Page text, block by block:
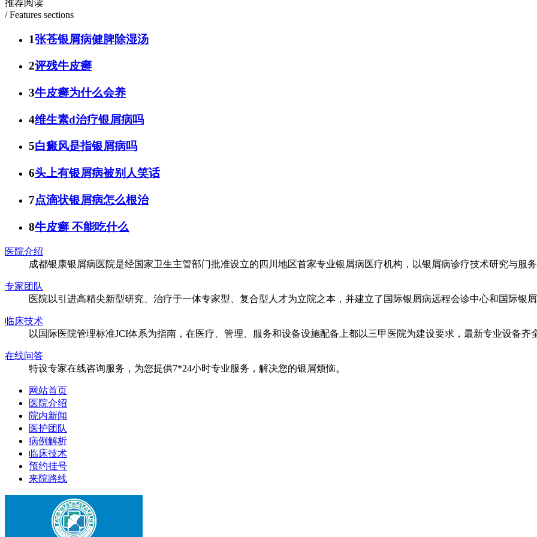
推荐阅读
/ Features sections
1张苍银屑病健脾除湿汤
2评残牛皮癣
3牛皮癣为什么会养
4维生素d治疗银屑病吗
5白癜风是指银屑病吗
6头上有银屑病被别人笑话
7点滴状银屑病怎么根治
8牛皮癣 不能吃什么
医院介绍
成都银康银屑病医院是经国家卫生主管部门批准设立的四川地区首家专业银屑病医疗机构，以银屑病诊疗技术研究与服务
专家团队
医院以引进高精尖新型研究、治疗于一体专家型、复合型人才为立院之本，并建立了国际银屑病远程会诊中心和国际银屑
临床技术
以国际医院管理标准JCI体系为指南，在医疗、管理、服务和设备设施配备上都以三甲医院为建设要求，最新专业设备齐
在线问答
特设专家在线咨询服务，为您提供7*24小时专业服务，解决您的银屑烦恼。
网站首页
医院介绍
院内新闻
医护团队
病例解析
临床技术
预约挂号
来院路线